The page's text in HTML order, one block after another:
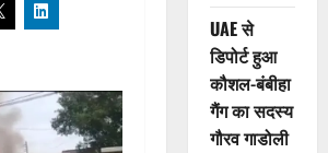
UAE से
डिपोर्ट हुआ
कौशल-बंबीहा
गैंग का सदस्य
गौरव गाडोली